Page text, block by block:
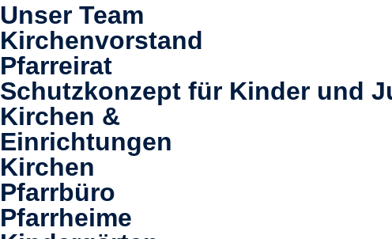
Unser Team
Kirchenvorstand
Pfarreirat
Schutzkonzept für Kinder und
Kirchen &
Einrichtungen
Kirchen
Pfarrbüro
Pfarrheime